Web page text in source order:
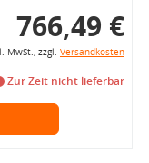
766,49 €
MwSt., zzgl. Versandkosten
Zur Zeit nicht lieferbar